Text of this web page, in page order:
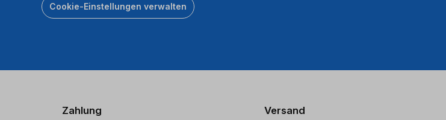
Cookie-Einstellungen verwalten
Zahlung Versand